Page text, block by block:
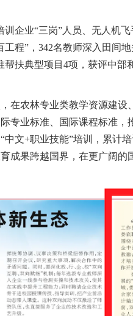
企业“三岗”人员、无人机
程”，342名教师深入田间
扶典型项目4项，获评中部
在农林专业类教学资源建
专业标准、国际课程标准，
文+职业技能”培训，累计
成果跨越国界，在更广阔的